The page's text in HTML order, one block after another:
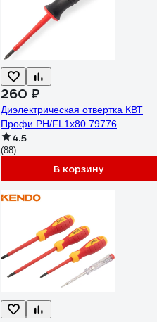
260 ₽
Диэлектрическая отвертка КВТ
Профи PH/FL1x80 79776
4.5
(88)
В корзину